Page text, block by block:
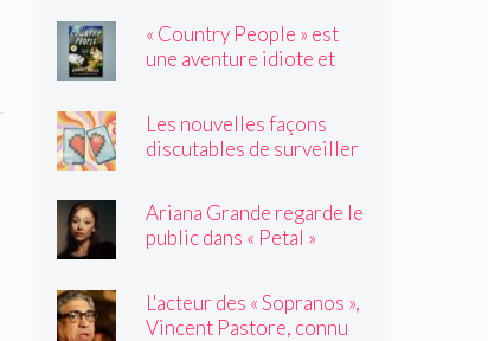
« Country People » est
une aventure idiote et
Les nouvelles façons
discutables de surveiller
Ariana Grande regarde le
public dans « Petal »
L'acteur des « Sopranos »,
Vincent Pastore, connu